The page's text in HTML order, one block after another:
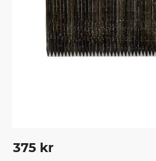
375 kr